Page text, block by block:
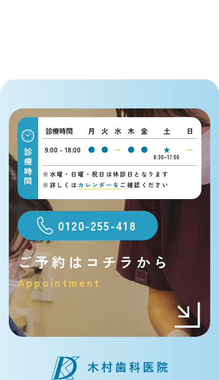
診療時間
診療時間 月 火 水 木 金 土
日
9:00 - 18:00
● ● ー ● ● ★
8:30~17:00
ー
※ 水曜・日曜・祝日は休診日となります
※ 詳しくは カレンダーを ご確認ください
0120-255-418
ご予約はコチラから
Appointment